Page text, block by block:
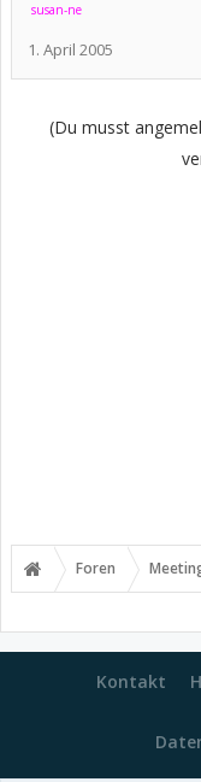
susan-ne
1. April 2005
(Du musst
Foren
Kontakt